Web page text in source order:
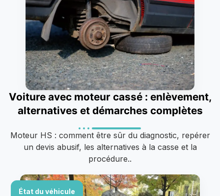
Voiture avec moteur cassé : enlèvement,
alternatives et démarches complètes
Moteur HS : comment être sûr du diagnostic, repérer
un devis abusif, les alternatives à la casse et la
procédure..
État du véhicule